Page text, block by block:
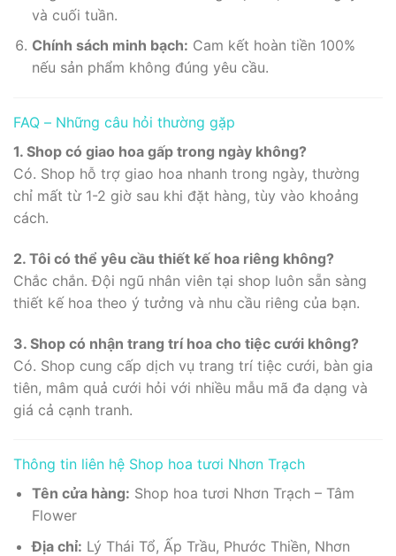
và cuối tuần.
Chính sách minh bạch: Cam kết hoàn tiền 100%
nếu sản phẩm không đúng yêu cầu.
FAQ – Những câu hỏi thường gặp
1. Shop có giao hoa gấp trong ngày không?
Có. Shop hỗ trợ giao hoa nhanh trong ngày, thường
chỉ mất từ 1-2 giờ sau khi đặt hàng, tùy vào khoảng
cách.
2. Tôi có thể yêu cầu thiết kế hoa riêng không?
Chắc chắn. Đội ngũ nhân viên tại shop luôn sẵn sàng
thiết kế hoa theo ý tưởng và nhu cầu riêng của bạn.
3. Shop có nhận trang trí hoa cho tiệc cưới không?
Có. Shop cung cấp dịch vụ trang trí tiệc cưới, bàn gia
tiên, mâm quả cưới hỏi với nhiều mẫu mã đa dạng và
giá cả cạnh tranh.
Thông tin liên hệ Shop hoa tươi Nhơn Trạch
Tên cửa hàng: Shop hoa tươi Nhơn Trạch – Tâm
Flower
Địa chỉ: Lý Thái Tổ, Ấp Trầu, Phước Thiền, Nhơn